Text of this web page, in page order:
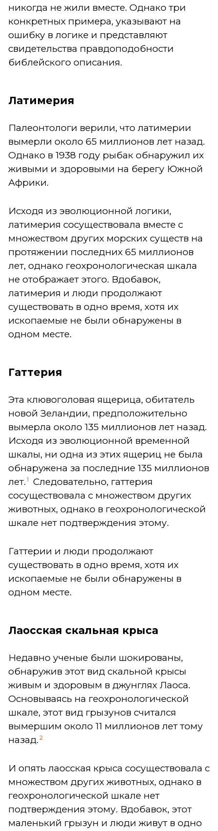
никогда не жили вместе. Однако три
конкретных примера, указывают на
ошибку в логике и представляют
свидетельства правдоподобности
библейского описания.
Латимерия
Палеонтологи верили, что латимерии
вымерли около 65 миллионов лет назад.
Однако в 1938 году рыбак обнаружил их
живыми и здоровыми на берегу Южной
Африки.
Исходя из эволюционной логики,
латимерия сосуществовала вместе с
множеством других морских существ на
протяжении последних 65 миллионов
лет, однако геохронологическая шкала
не отображает этого. Вдобавок,
латимерия и люди продолжают
существовать в одно время, хотя их
ископаемые не были обнаружены в
одном месте.
Гаттерия
Эта клювоголовая ящерица, обитатель
новой Зеландии, предположительно
вымерла около 135 миллионов лет назад.
Исходя из эволюционной временной
шкалы, ни одна из этих ящериц не была
обнаружена за последние 135 миллионов
лет. 1
Следовательно, гаттерия
сосуществовала с множеством других
животных, однако в геохронологической
шкале нет подтверждения этому.
Гаттерии и люди продолжают
существовать в одно время, хотя их
ископаемые не были обнаружены в
одном месте.
Лаосская скальная крыса
Недавно ученые были шокированы,
обнаружив этот вид скальной крысы
живым и здоровым в джунглях Лаоса.
Основываясь на геохронологической
шкале, этот вид грызунов считался
вымершим около 11 миллионов лет тому
назад. 2
И опять лаосская крыса сосуществовала с
множеством других животных, однако в
геохронологической шкале нет
подтверждения этому. Вдобавок, этот
маленький грызун и люди живут в одно